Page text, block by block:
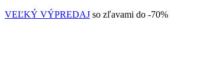
VEĽKÝ VÝPREDAJ so zľavami do -70%